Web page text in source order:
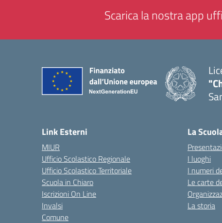
Scarica la nostra app
Link Esterni
MIUR
Ufficio Scolastico Regionale
Ufficio Scolastico Territoriale
Scuola in Chiaro
Iscrizioni On Line
Invalsi
Comune
La
I luoghi
I numeri
Le carte
La storia